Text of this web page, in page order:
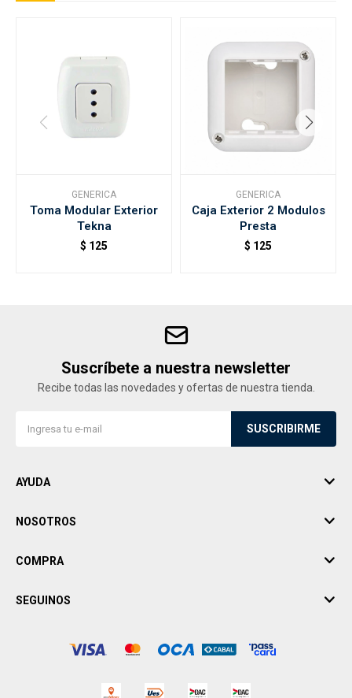
GENERICA
Toma Modular Exterior
Tekna
$ 125
GENERICA
Caja Exterior 2 Modulos
Presta
$ 125
Suscríbete a nuestra newsletter
Recibe todas las novedades y ofertas de nuestra tienda.
SUSCRIBIRME
AYUDA
NOSOTROS
COMPRA
SEGUINOS